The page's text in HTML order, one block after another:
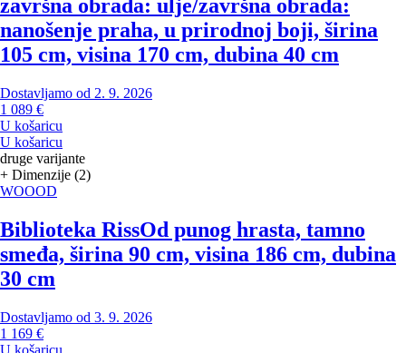
završna obrada: ulje/završna obrada:
nanošenje praha, u prirodnoj boji, širina
105 cm, visina 170 cm, dubina 40 cm
Dostavljamo od 2. 9. 2026
1 089 €
U košaricu
U košaricu
druge varijante
+ Dimenzije (2)
WOOOD
Biblioteka RissOd punog hrasta, tamno
smeđa, širina 90 cm, visina 186 cm, dubina
30 cm
Dostavljamo od 3. 9. 2026
1 169 €
U košaricu